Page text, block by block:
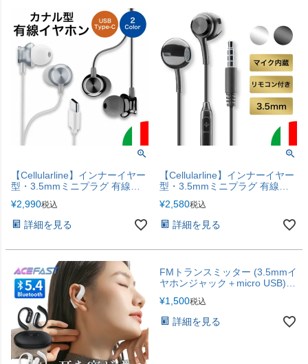
【Cellularline】インナーイヤー
型・3.5mmミニプラグ 有線イ
¥2,990税込
詳細を見る
【Cellularline】インナーイヤー
型・3.5mmミニプラグ 有線イ
¥2,580税込
詳細を見る
FMトランスミッター (3.5mmイ
ヤホンジャック＋micro USB)
¥1,500税込
詳細を見る